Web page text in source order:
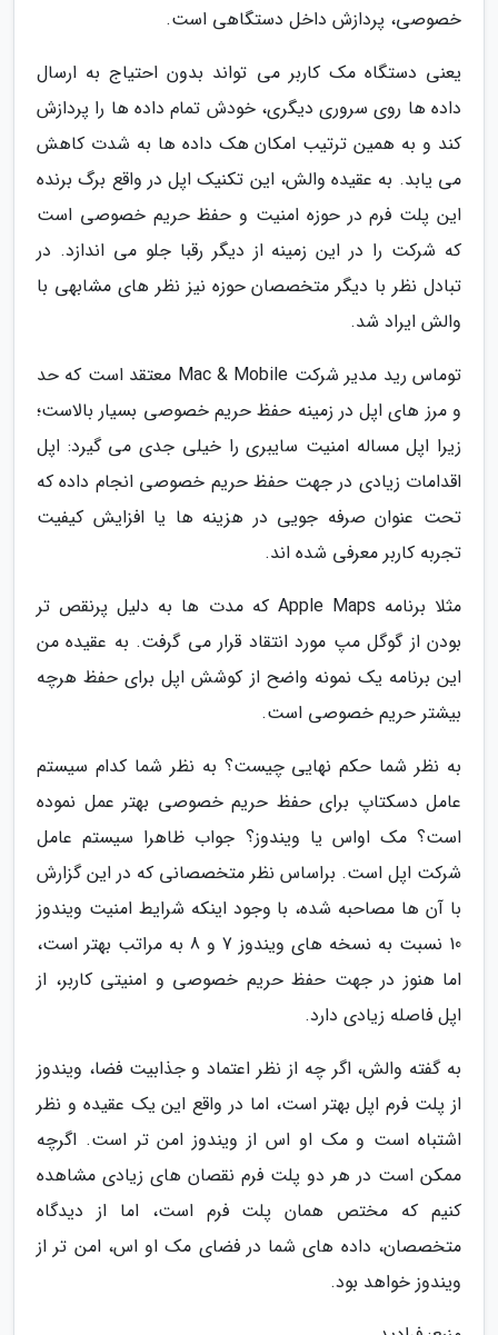
خصوصی، پردازش داخل دستگاهی است.
یعنی دستگاه مک کاربر می تواند بدون احتیاج به ارسال
داده ها روی سروری دیگری، خودش تمام داده ها را پردازش
کند و به همین ترتیب امکان هک داده ها به شدت کاهش
می یابد. به عقیده والش، این تکنیک اپل در واقع برگ برنده
این پلت فرم در حوزه امنیت و حفظ حریم خصوصی است
که شرکت را در این زمینه از دیگر رقبا جلو می اندازد. در
تبادل نظر با دیگر متخصصان حوزه نیز نظر های مشابهی با
والش ایراد شد.
توماس رید مدیر شرکت Mac & Mobile معتقد است که حد
و مرز های اپل در زمینه حفظ حریم خصوصی بسیار بالاست؛
زیرا اپل مساله امنیت سایبری را خیلی جدی می گیرد: اپل
اقدامات زیادی در جهت حفظ حریم خصوصی انجام داده که
تحت عنوان صرفه جویی در هزینه ها یا افزایش کیفیت
تجربه کاربر معرفی شده اند.
مثلا برنامه Apple Maps که مدت ها به دلیل پرنقص تر
بودن از گوگل مپ مورد انتقاد قرار می گرفت. به عقیده من
این برنامه یک نمونه واضح از کوشش اپل برای حفظ هرچه
بیشتر حریم خصوصی است.
به نظر شما حکم نهایی چیست؟ به نظر شما کدام سیستم
عامل دسکتاپ برای حفظ حریم خصوصی بهتر عمل نموده
است؟ مک اواس یا ویندوز؟ جواب ظاهرا سیستم عامل
شرکت اپل است. براساس نظر متخصصانی که در این گزارش
با آن ها مصاحبه شده، با وجود اینکه شرایط امنیت ویندوز
10 نسبت به نسخه های ویندوز 7 و 8 به مراتب بهتر است،
اما هنوز در جهت حفظ حریم خصوصی و امنیتی کاربر، از
اپل فاصله زیادی دارد.
به گفته والش، اگر چه از نظر اعتماد و جذابیت فضا، ویندوز
از پلت فرم اپل بهتر است، اما در واقع این یک عقیده و نظر
اشتباه است و مک او اس از ویندوز امن تر است. اگرچه
ممکن است در هر دو پلت فرم نقصان های زیادی مشاهده
کنیم که مختص همان پلت فرم است، اما از دیدگاه
متخصصان، داده های شما در فضای مک او اس، امن تر از
ویندوز خواهد بود.